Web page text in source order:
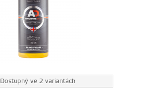
Dostupný ve 2 variantách